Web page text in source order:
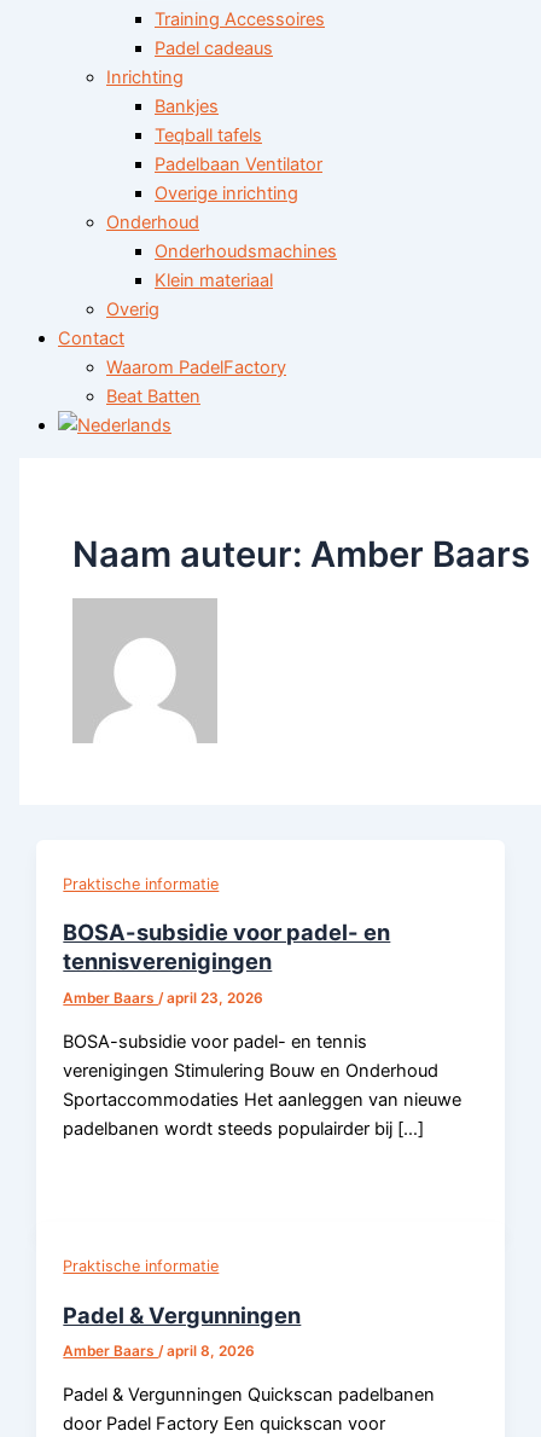
Training Accessoires
Padel cadeaus
Inrichting
Bankjes
Teqball tafels
Padelbaan Ventilator
Overige inrichting
Onderhoud
Onderhoudsmachines
Klein materiaal
Overig
Contact
Waarom PadelFactory
Beat Batten
Naam auteur: Amber Baars
Praktische informatie
BOSA-subsidie voor padel- en
tennisverenigingen
Amber Baars/april 23, 2026
BOSA-subsidie voor padel- en tennis
verenigingen Stimulering Bouw en Onderhoud
Sportaccommodaties Het aanleggen van nieuwe
padelbanen wordt steeds populairder bij […]
Praktische informatie
Padel & Vergunningen
Amber Baars/april 8, 2026
Padel & Vergunningen Quickscan padelbanen
door Padel Factory Een quickscan voor